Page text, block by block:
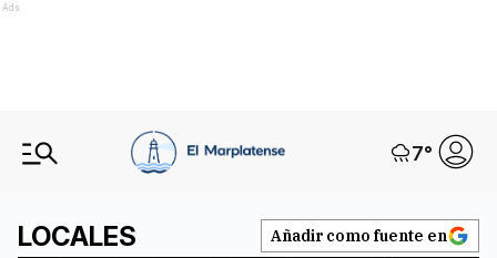
Ads
7°
LOCALES Añadir como fuente en